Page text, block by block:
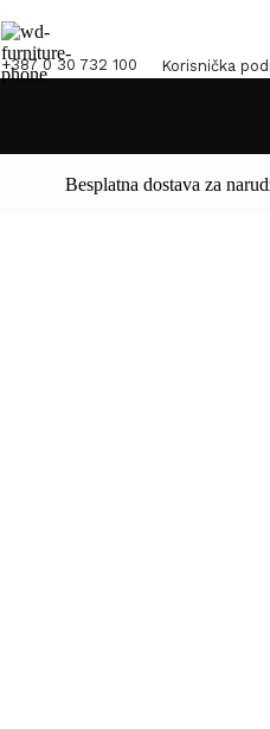
+387 0 30 732 100 Korisnička
Besplatna dostava za